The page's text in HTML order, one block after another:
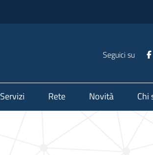
Seguici su
Servizi Rete Novità Chi